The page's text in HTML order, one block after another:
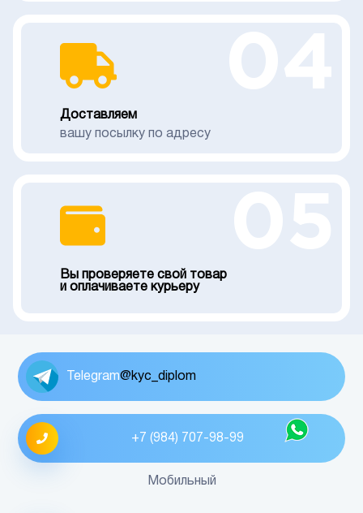
Доставляем
вашу посылку по адресу
Вы проверяете свой товар
и оплачиваете курьеру
Telegram@kyc_diplom
+7 (984) 707-98-99
Мобильный